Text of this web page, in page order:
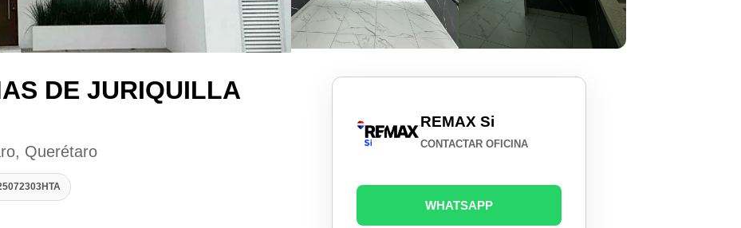
DE JURIQUILLA
Querétaro
REMAX Si
CONTACTAR OFICINA
WHATSAPP